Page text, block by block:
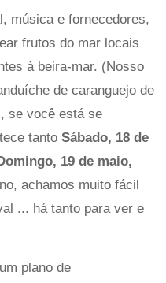
música e fornecedores,
frutos do mar locais
à beira-mar. (Nosso
de caranguejo de
se você está se
tanto Sábado, 18 de
19 de maio,
achamos muito fácil
... há tanto para ver e
plano de